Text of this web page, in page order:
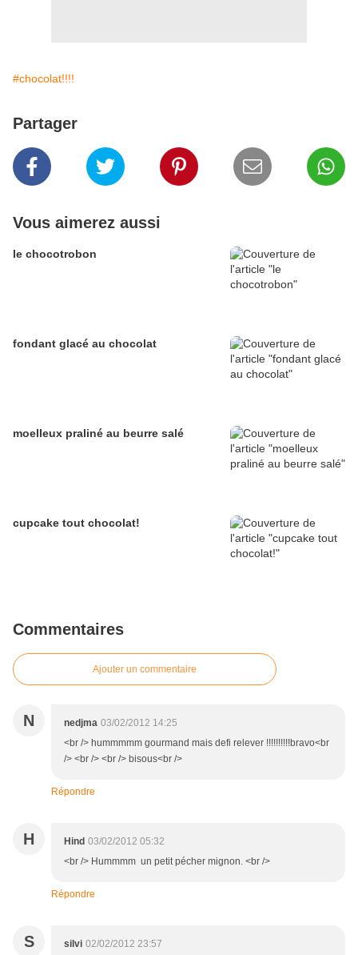
#chocolat!!!!
Partager
Vous aimerez aussi
le chocotrobon
fondant glacé au chocolat
moelleux praliné au beurre salé
cupcake tout chocolat!
Commentaires
Ajouter un commentaire
N nedjma 03/02/2012 14:25
<br /> hummmmm gourmand mais defi relever !!!!!!!!!!bravo<br
/> <br /> <br /> bisous<br />
Répondre
H Hind 03/02/2012 05:32
<br /> Hummmm un petit pécher mignon. <br />
Répondre
S silvi 02/02/2012 23:57